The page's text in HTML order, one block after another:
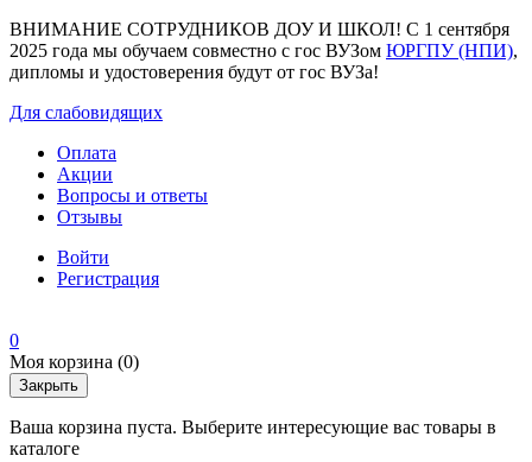
ВНИМАНИЕ СОТРУДНИКОВ ДОУ И ШКОЛ! С 1 сентября
2025 года мы обучаем совместно с гос ВУЗом ЮРГПУ (НПИ),
дипломы и удостоверения будут от гос ВУЗа!
Для слабовидящих
Оплата
Акции
Вопросы и ответы
Отзывы
Войти
Регистрация
0
Моя корзина (0)
Закрыть
Ваша корзина пуста. Выберите интересующие вас товары в
каталоге